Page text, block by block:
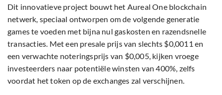
Dit innovatieve project bouwt het Aureal One blockchain
netwerk, speciaal ontworpen om de volgende generatie
games te voeden met bijna nul gaskosten en razendsnelle
transacties. Met een presale prijs van slechts $0,0011 en
een verwachte noteringsprijs van $0,005, kijken vroege
investeerders naar potentiële winsten van 400%, zelfs
voordat het token op de exchanges zal verschijnen.